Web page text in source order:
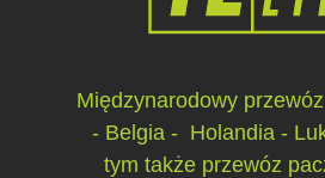
Międzynarodowy
- Belgia - Holandia -
tym także przewóz